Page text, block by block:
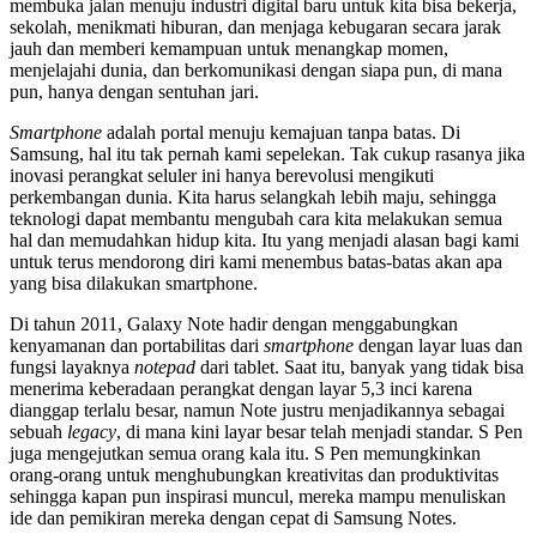
membuka jalan menuju industri digital baru untuk kita bisa bekerja,
sekolah, menikmati hiburan, dan menjaga kebugaran secara jarak
jauh dan memberi kemampuan untuk menangkap momen,
menjelajahi dunia, dan berkomunikasi dengan siapa pun, di mana
pun, hanya dengan sentuhan jari.
Smartphone adalah portal menuju kemajuan tanpa batas. Di
Samsung, hal itu tak pernah kami sepelekan. Tak cukup rasanya jika
inovasi perangkat seluler ini hanya berevolusi mengikuti
perkembangan dunia. Kita harus selangkah lebih maju, sehingga
teknologi dapat membantu mengubah cara kita melakukan semua
hal dan memudahkan hidup kita. Itu yang menjadi alasan bagi kami
untuk terus mendorong diri kami menembus batas-batas akan apa
yang bisa dilakukan smartphone.
Di tahun 2011, Galaxy Note hadir dengan menggabungkan
kenyamanan dan portabilitas dari smartphone dengan layar luas dan
fungsi layaknya notepad dari tablet. Saat itu, banyak yang tidak bisa
menerima keberadaan perangkat dengan layar 5,3 inci karena
dianggap terlalu besar, namun Note justru menjadikannya sebagai
sebuah legacy, di mana kini layar besar telah menjadi standar. S Pen
juga mengejutkan semua orang kala itu. S Pen memungkinkan
orang-orang untuk menghubungkan kreativitas dan produktivitas
sehingga kapan pun inspirasi muncul, mereka mampu menuliskan
ide dan pemikiran mereka dengan cepat di Samsung Notes.